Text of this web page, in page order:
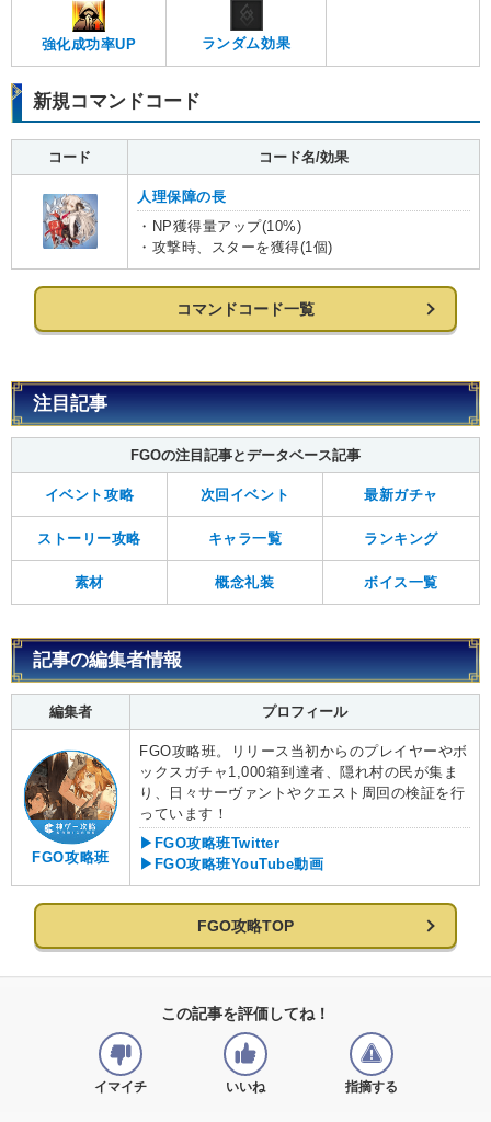
強化成功率UP ランダム効果
新規コマンドコード
コード コード名/効果
人理保障の長
・NP獲得量アップ(10%)
・攻撃時、スターを獲得(1個)
コマンドコード一覧
注目記事
FGOの注目記事とデータベース記事
イベント攻略 次回イベント 最新ガチャ
ストーリー攻略 キャラ一覧 ランキング
素材 概念礼装 ボイス一覧
記事の編集者情報
編集者 プロフィール
FGO攻略班
FGO攻略班。リリース当初からのプレイヤーやボ
ックスガチャ1,000箱到達者、隠れ村の民が集ま
り、日々サーヴァントやクエスト周回の検証を行
っています！
▶FGO攻略班Twitter
▶FGO攻略班YouTube動画
FGO攻略TOP
この記事を評価してね！
イマイチ いいね 指摘する